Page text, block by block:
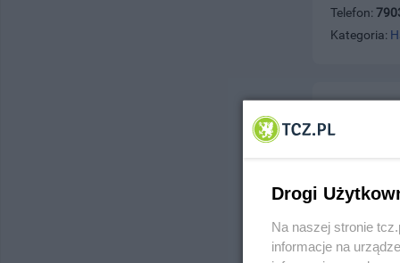
Telefon:
Kategoria:
ul.
Drogi
Na naszej stronie
informacje na